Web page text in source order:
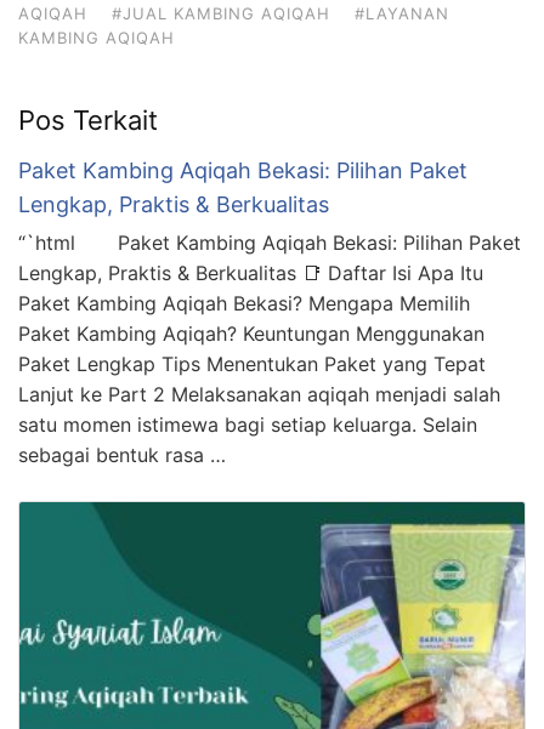
AQIQAH
#JUAL KAMBING AQIQAH
#LAYANAN
KAMBING AQIQAH
Pos Terkait
Paket Kambing Aqiqah Bekasi: Pilihan Paket
Lengkap, Praktis & Berkualitas
“`html Paket Kambing Aqiqah Bekasi: Pilihan Paket
Lengkap, Praktis & Berkualitas 📑 Daftar Isi Apa Itu
Paket Kambing Aqiqah Bekasi? Mengapa Memilih
Paket Kambing Aqiqah? Keuntungan Menggunakan
Paket Lengkap Tips Menentukan Paket yang Tepat
Lanjut ke Part 2 Melaksanakan aqiqah menjadi salah
satu momen istimewa bagi setiap keluarga. Selain
sebagai bentuk rasa …